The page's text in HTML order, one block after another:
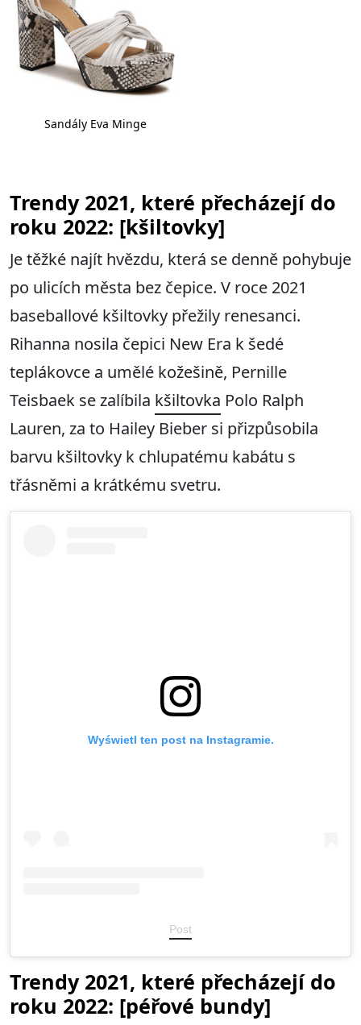
Sandály Eva Minge
Trendy 2021, které přecházejí do
roku 2022: [kšiltovky]
Je těžké najít hvězdu, která se denně pohybuje
po ulicích města bez čepice. V roce 2021
baseballové kšiltovky přežily renesanci.
Rihanna nosila čepici New Era k šedé
teplákovce a umělé kožešině, Pernille
Teisbaek se zalíbila kšiltovka Polo Ralph
Lauren, za to Hailey Bieber si přizpůsobila
barvu kšiltovky k chlupatému kabátu s
třásněmi a krátkému svetru.
Wyświetl ten post na Instagramie.
Post
Trendy 2021, které přecházejí do
roku 2022: [péřové bundy]